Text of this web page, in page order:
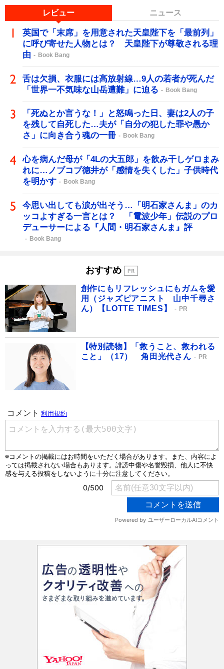
レビュー ニュース
英国で「末席」を用意された天皇陛下を「最前列」
に呼び寄せた人物とは？ 天皇陛下が尊敬される理
由
Book Bang
舌は欠損、衣服には高放射線…9人の若者が死んだ
「世界一不気味な山岳遭難」に迫る
Book Bang
「死ぬとか言うな！」と怒鳴った日、妻は2人の子
を残して自死した…夫が「自分の犯した罪や愚か
さ」に向き合う魂の一冊
Book Bang
心を病んだ母が「4Lの大五郎」を飲み干しゲロまみ
れに…ノブコブ徳井が「感情を失くした」子供時代
を明かす
Book Bang
今思い出しても涙が出そう…「明石家さんま」のカ
ッコよすぎる一言とは？ 「電波少年」伝説のプロ
デューサーによる『人間・明石家さんま』評
Book Bang
おすすめ
創作にもリフレッシュにもガムを愛
用（ジャズピアニスト 山中千尋さ
ん）【LOTTE TIMES】
PR
【特別読物】「救うこと、救われる
こと」（17） 角田光代さん
PR